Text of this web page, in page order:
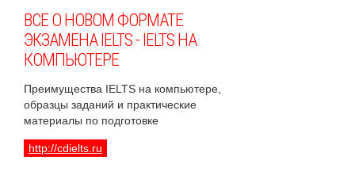
ВСЕ О НОВОМ ФОРМАТЕ
ЭКЗАМЕНА IELTS - IELTS НА
КОМПЬЮТЕРЕ
Преимущества IELTS на компьютере,
образцы заданий и практические
материалы по подготовке
http://cdielts.ru